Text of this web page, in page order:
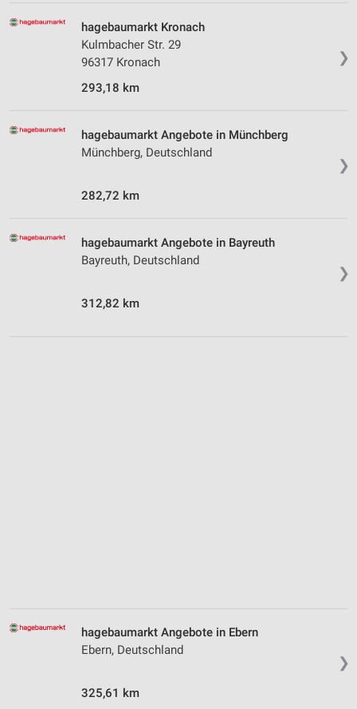
❯
hagebaumarkt Kronach
Kulmbacher Str. 29
96317 Kronach
293,18 km
❯
hagebaumarkt Angebote in Münchberg
Münchberg, Deutschland
282,72 km
❯
hagebaumarkt Angebote in Bayreuth
Bayreuth, Deutschland
312,82 km
❯
hagebaumarkt Angebote in Ebern
Ebern, Deutschland
325,61 km